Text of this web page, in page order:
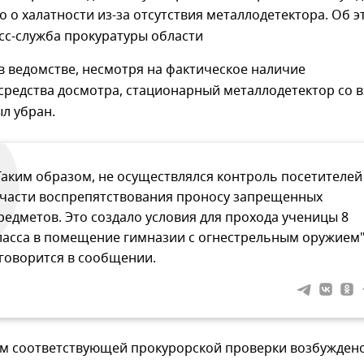
о халатности из-за отсутствия металлодетектора. Об
служба прокуратуры области
ведомстве, несмотря на фактическое наличие
досмотра, стационарный металлодетектор со
убран.
образом, не осуществлялся контроль посетителей
воспрепятствования проносу запрещенных
Это создало условия для прохода ученицы 8
в помещение гимназии с огнестрельным
в сообщении.
соответствующей прокурорской проверки